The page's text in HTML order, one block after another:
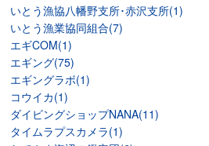
いとう漁協八幡野支所･赤沢支所(1)
いとう漁業協同組合(7)
エギCOM(1)
エギング(75)
エギングラボ(1)
コウイカ(1)
ダイビングショップNANA(11)
タイムラプスカメラ(1)